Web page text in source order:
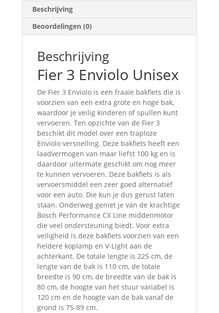
Beschrijving
Beoordelingen (0)
Beschrijving
Fier 3 Enviolo Unisex
De Fier 3 Enviolo is een fraaie bakfiets die is
voorzien van een extra grote en hoge bak,
waardoor je veilig kinderen of spullen kunt
vervoeren. Ten opzichte van de Fier 3
beschikt dit model over een traploze
Enviolo versnelling. Deze bakfiets heeft een
laadvermogen van maar liefst 100 kg en is
daardoor uitermate geschikt om nog meer
te kunnen vervoeren. Deze bakfiets is als
vervoersmiddel een zeer goed alternatief
voor een auto. Die kun je dus gerust laten
staan. Onderweg geniet je van de krachtige
Bosch Performance CX Line middenmotor
die veel ondersteuning biedt. Voor extra
veiligheid is deze bakfiets voorzien van een
heldere koplamp en V-Light aan de
achterkant. De totale lengte is 225 cm, de
lengte van de bak is 110 cm, de totale
breedte is 90 cm, de breedte van de bak is
80 cm, de hoogte van het stuur variabel is
120 cm en de hoogte van de bak vanaf de
grond is 75-89 cm.